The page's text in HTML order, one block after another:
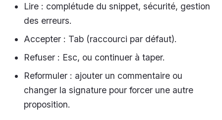
Lire : complétude du snippet, sécurité, gestion
des erreurs.
Accepter : Tab (raccourci par défaut).
Refuser : Esc, ou continuer à taper.
Reformuler : ajouter un commentaire ou
changer la signature pour forcer une autre
proposition.